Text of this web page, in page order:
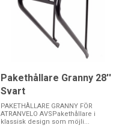
Pakethållare Granny 28''
Svart
PAKETHÅLLARE GRANNY FÖR
ATRANVELO AVSPakethållare i
klassisk design som möjli...